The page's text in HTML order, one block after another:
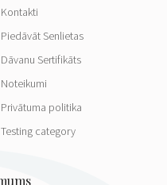
Kontakti
Piedāvāt Senlietas
Dāvanu Sertifikāts
Noteikumi
Privātuma politika
Testing category